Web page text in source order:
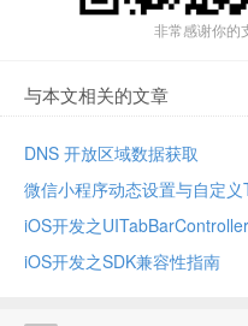
非常感谢你的
与本文相关的文章
DNS 开放区域数据获取
微信小程序动态设置与自定
iOS开发之
iOS开发之SDK兼容性指南